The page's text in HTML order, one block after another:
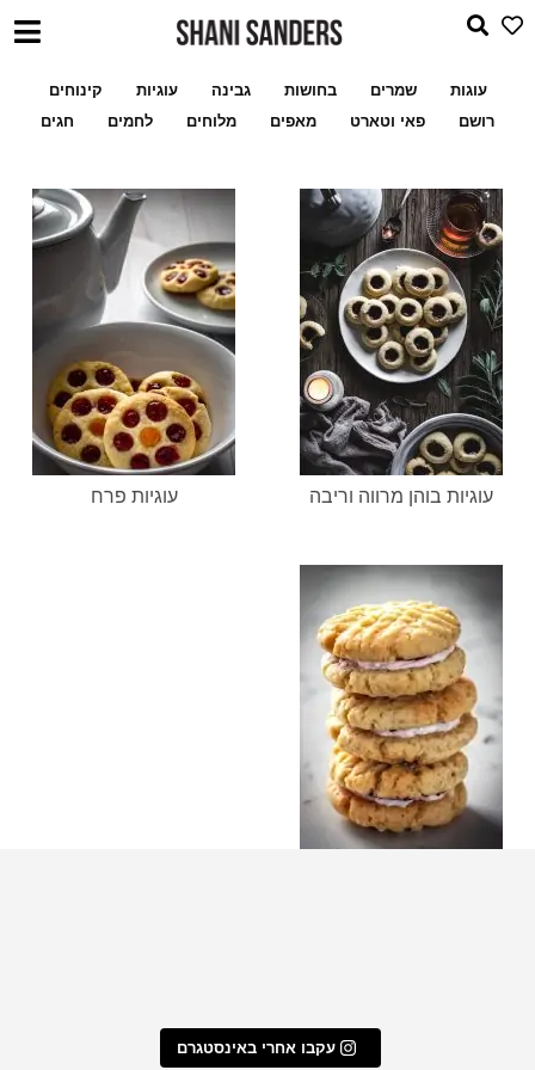
עוגות שמרים בחושות גבינה עוגיות
קינוחים
רושם
פאי וטארט מאפים מלוחים לחמים חגים
עוגיות בוהן מרווה וריבה עוגיות פרח
עקבו אחרי באינסטגרם